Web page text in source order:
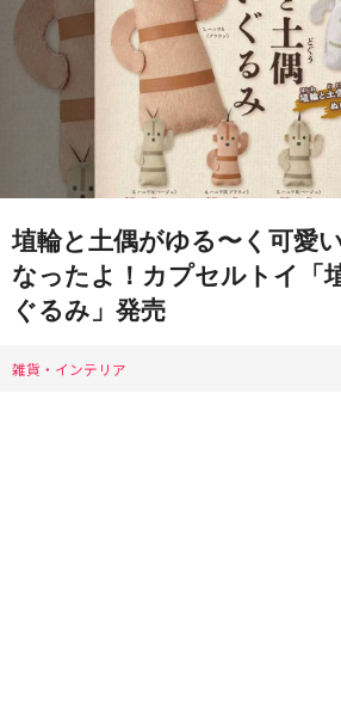
埴輪と土偶がゆる〜く可愛
なったよ！カプセルトイ「
ぐるみ」発売
雑貨・インテリア